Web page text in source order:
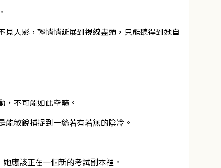
人影，輕悄悄延展到視線盡頭，只能聽得到她自
，不可能如此空曠。
敏銳捕捉到一絲若有若無的陰冷。
應該正在一個新的考試副本裡。